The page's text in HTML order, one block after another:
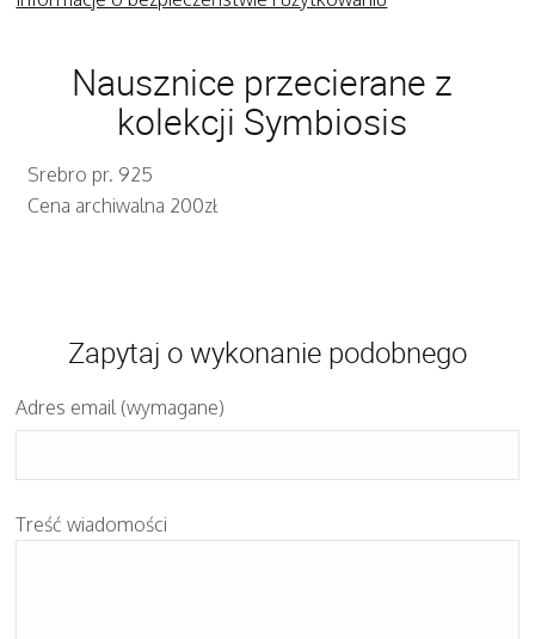
Nausznice przecierane z
kolekcji Symbiosis
Srebro pr. 925
Cena archiwalna 200zł
Zapytaj o wykonanie podobnego
Adres email (wymagane)
Treść wiadomości